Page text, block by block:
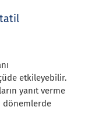
etkileyebilir.
yanıt verme
dönemlerde